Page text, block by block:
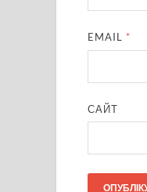
EMAIL *
САЙТ